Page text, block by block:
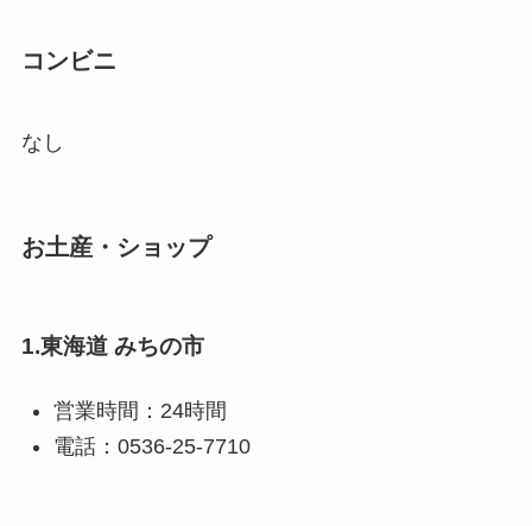
コンビニ
なし
お土産・ショップ
1.東海道 みちの市
営業時間：24時間
電話：0536-25-7710